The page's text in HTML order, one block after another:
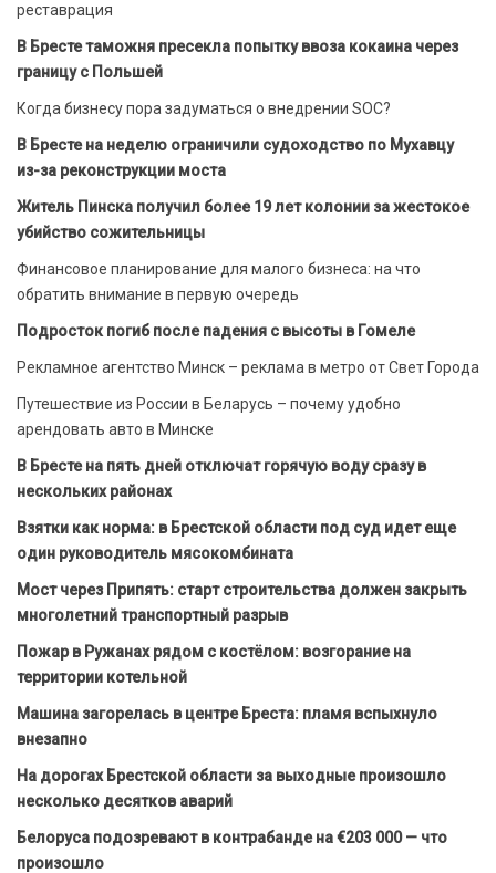
реставрация
В Бресте таможня пресекла попытку ввоза кокаина через
границу с Польшей
Когда бизнесу пора задуматься о внедрении SOC?
В Бресте на неделю ограничили судоходство по Мухавцу
из-за реконструкции моста
Житель Пинска получил более 19 лет колонии за жестокое
убийство сожительницы
Финансовое планирование для малого бизнеса: на что
обратить внимание в первую очередь
Подросток погиб после падения с высоты в Гомеле
Рекламное агентство Минск – реклама в метро от Свет Города
Путешествие из России в Беларусь – почему удобно
арендовать авто в Минске
В Бресте на пять дней отключат горячую воду сразу в
нескольких районах
Взятки как норма: в Брестской области под суд идет еще
один руководитель мясокомбината
Мост через Припять: старт строительства должен закрыть
многолетний транспортный разрыв
Пожар в Ружанах рядом с костёлом: возгорание на
территории котельной
Машина загорелась в центре Бреста: пламя вспыхнуло
внезапно
На дорогах Брестской области за выходные произошло
несколько десятков аварий
Белоруса подозревают в контрабанде на €203 000 — что
произошло